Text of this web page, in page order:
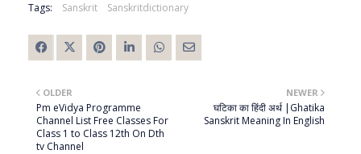
Tags: Sanskrit Sanskritdictionary
NEWER
घटिका का हिंदी अर्थ |Ghatika
Sanskrit Meaning In English
OLDER
Pm eVidya Programme
Channel List Free Classes For
Class 1 to Class 12th On Dth
tv Channel